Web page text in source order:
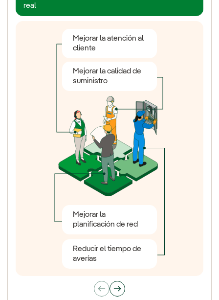
real
Mejorar la atención al
cliente
Mejorar la calidad de
suministro
Mejorar la
planificación de red
Reducir el tiempo de
averías
fotovoltaico
Productos Smart
Nuevas tarifas